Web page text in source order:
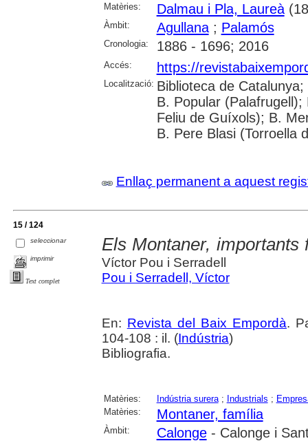
Matèries:
Dalmau i Pla, Laureà
Àmbit: Agullana; Palamós
Cronologia: 1886 - 1696; 2016
Accés: https://
Localització: Biblioteca de
B. Popular
Feliu de Guíxols); B.
B. Pere Blasi (Torroella
Enllaç permanent a aquest
15 / 124
seleccionar
imprimir
Text complet
Els Montaner,
Víctor Pou i Serradell
Pou i Serradell, Víctor
En: Revista del Baix Empordà.
104-108 : il. (Indústria)
Bibliografia.
Matèries: Indústria surera; Industrials ;
Matèries:
Montaner, família
Àmbit: Calonge- Calonge i